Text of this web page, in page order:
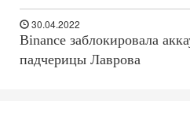
30.04.2022
Binance заблокировала
падчерицы Лаврова